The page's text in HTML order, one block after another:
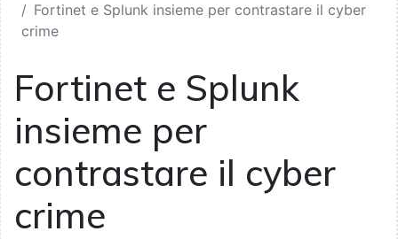
Fortinet e Splunk insieme per contrastare il cyber
crime
Fortinet e Splunk
insieme per
contrastare il cyber
crime